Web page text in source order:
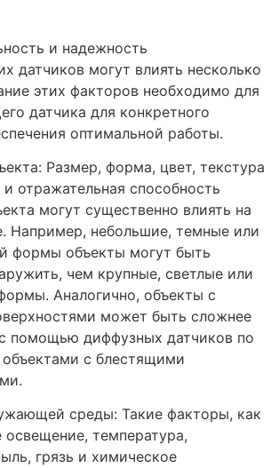
и надежность
датчиков могут влиять несколько
этих факторов необходимо для
датчика для конкретного
оптимальной работы.
Размер, форма, цвет, текстура
отражательная способность
могут существенно влиять на
Например, небольшие, темные или
формы объекты могут быть
чем крупные, светлые или
Аналогично, объекты с
может быть сложнее
помощью диффузных датчиков по
с блестящими
среды: Такие факторы, как
температура,
грязь и химическое